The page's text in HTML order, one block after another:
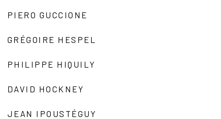
PIERO GUCCIONE
GRÉGOIRE HESPEL
PHILIPPE HIQUILY
DAVID HOCKNEY
JEAN IPOUSTÉGUY